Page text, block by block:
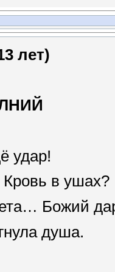
лет)
удар!
в ушах?
Божий
душа.